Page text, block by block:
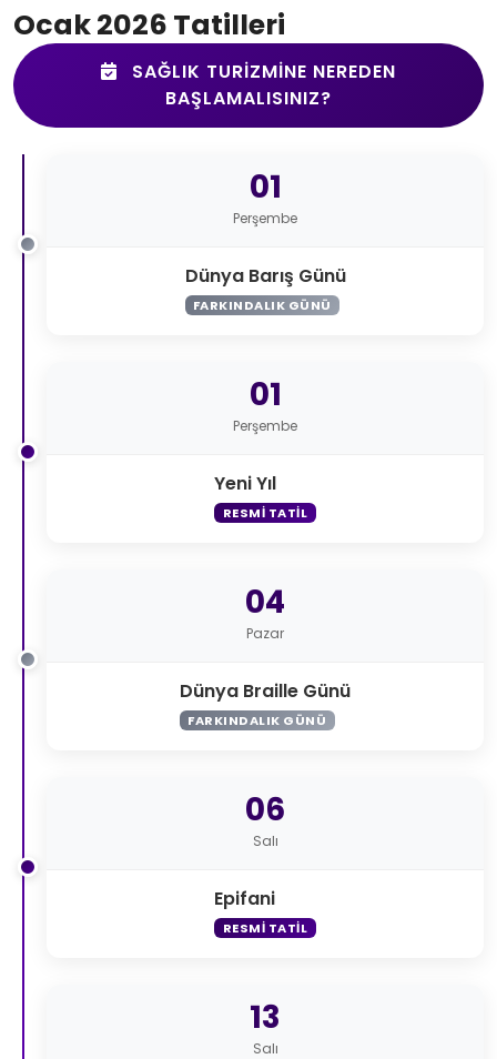
Ocak 2026 Tatilleri
SAĞLIK TURIZMINE NEREDEN
BAŞLAMALISINIZ?
01
Perşembe
Dünya Barış Günü
FARKINDALIK GÜNÜ
01
Perşembe
Yeni Yıl
RESMI TATIL
04
Pazar
Dünya Braille Günü
FARKINDALIK GÜNÜ
06
Salı
Epifani
RESMI TATIL
13
Salı